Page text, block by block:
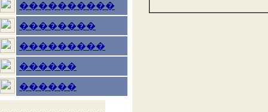
����������
��������
���������
������
������